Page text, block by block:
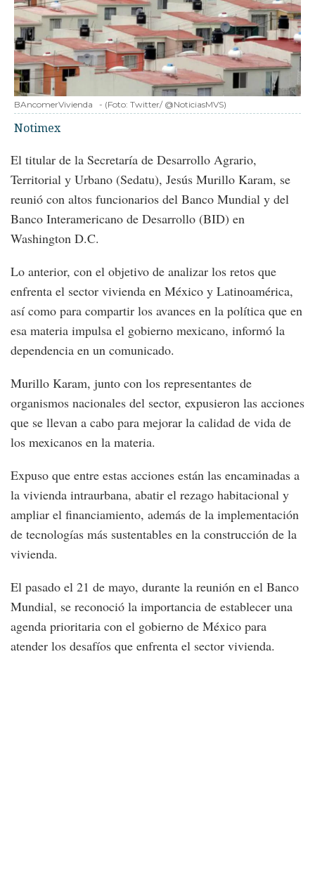
BAncomerVivienda - (Foto: Twitter/ @NoticiasMVS)
Notimex
El titular de la Secretaría de Desarrollo Agrario,
Territorial y Urbano (Sedatu), Jesús Murillo Karam, se
reunió con altos funcionarios del Banco Mundial y del
Banco Interamericano de Desarrollo (BID) en
Washington D.C.
Lo anterior, con el objetivo de analizar los retos que
enfrenta el sector vivienda en México y Latinoamérica,
así como para compartir los avances en la política que en
esa materia impulsa el gobierno mexicano, informó la
dependencia en un comunicado.
Murillo Karam, junto con los representantes de
organismos nacionales del sector, expusieron las acciones
que se llevan a cabo para mejorar la calidad de vida de
los mexicanos en la materia.
Expuso que entre estas acciones están las encaminadas a
la vivienda intraurbana, abatir el rezago habitacional y
ampliar el financiamiento, además de la implementación
de tecnologías más sustentables en la construcción de la
vivienda.
El pasado el 21 de mayo, durante la reunión en el Banco
Mundial, se reconoció la importancia de establecer una
agenda prioritaria con el gobierno de México para
atender los desafíos que enfrenta el sector vivienda.